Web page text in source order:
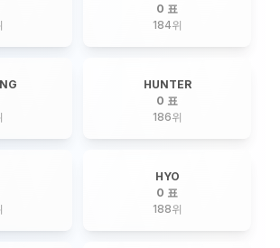
0 표
184위
HUNTER
0 표
186위
HYO
0 표
188위